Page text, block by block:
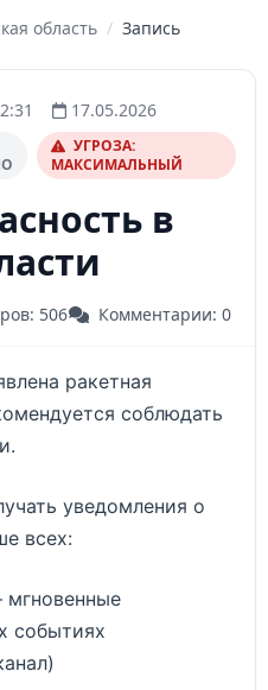
область / Запись
17.05.2026
УГРОЗА:
МАКСИМАЛЬНЫЙ
в
506 Комментарии: 0
ракетная
соблюдать
уведомления о
всех:
событиях